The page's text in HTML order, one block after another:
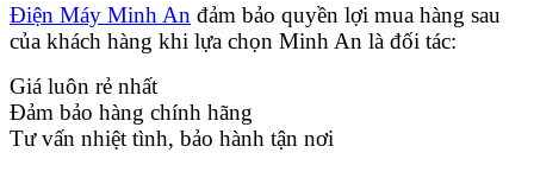
Điện Máy Minh An đảm bảo quyền lợi mua hàng sau
của khách hàng khi lựa chọn Minh An là đối tác:
Giá luôn rẻ nhất
Đảm bảo hàng chính hãng
Tư vấn nhiệt tình, bảo hành tận nơi